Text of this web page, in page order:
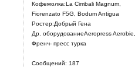
Кофемолка:La Cimbali Magnum,
Fiorenzato F5G, Bodum Antigua
Ростер:Добрый Гена
Др. оборудованиеAeropress Aerobie,
Френч- пресс турка
Сообщений: 187